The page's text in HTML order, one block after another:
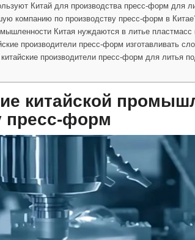
Китай для производства пресс-форм для
компанию по производству пресс-форм в
Китая нуждаются в литье
производители пресс-форм изготавливать
производители пресс-форм для литья
китайской
пресс-форм